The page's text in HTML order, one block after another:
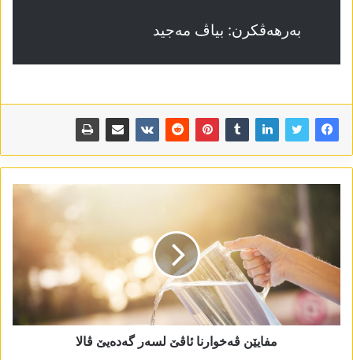
بەرھەڤکرن: بیاڤ مەجید
مفايێن ڤەخوارنا ئاڤێ لسەر گەدەيێ ڤالا